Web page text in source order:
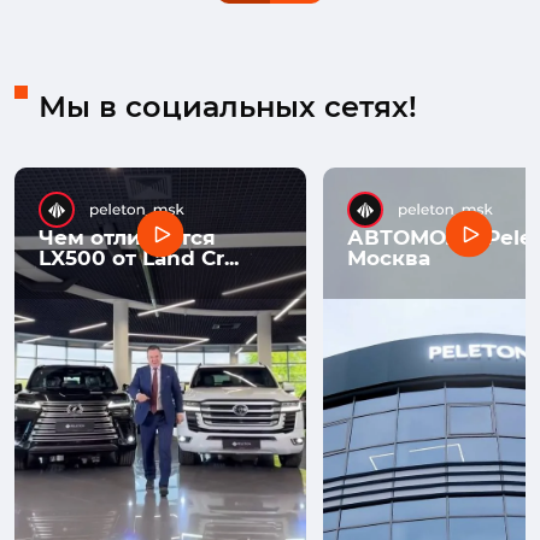
Мы в социальных сетях!
Чем отличается
LX500 от Land Cr...
АВТОМОЛЛ
Москва